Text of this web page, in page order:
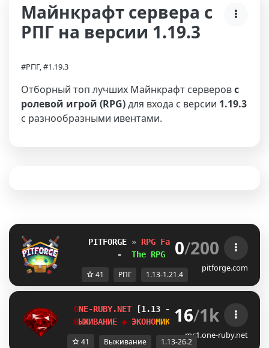
Майнкрафт сервера с
РПГ на версии 1.19.3
#РПГ, #1.19.3
Отборный топ лучших Майнкрафт серверовс
ролевой игрой (RPG)для входа с версии 1.19.3
с разнообразными ивентами.
PITFORGE » RPG Factions » (1.13-
- The RPG Faction Server!
0/200
pitforge.com
41 РПГ 1.13-1.21.4
ONE-RUBY.NET [1.13 - 26.2] К В /
ВЫЖИВАНИЕ ◆ ЭКОНОМИК ? / R EE ?
16/1k
mc1.one-ruby.net
41 Выживание 1.13-26.2